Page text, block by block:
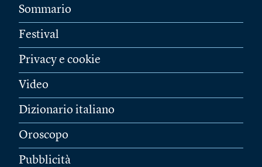
Sommario
Festival
Privacy e cookie
Video
Dizionario italiano
Oroscopo
Pubblicità